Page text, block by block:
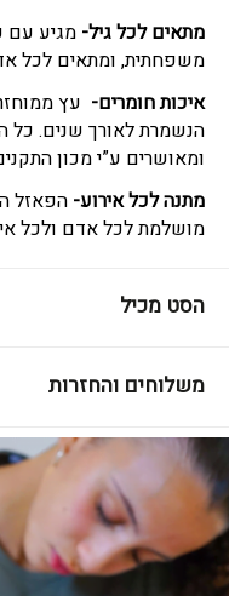
מתאים לכל גיל- מגיע עם
משפחתית, ומתאים לכל
איכות חומרים-
הנשמרת לאורך שנים. כל
ומאושרים ע”י מכון
מתנה לכל אירוע- הפאזל
מושלמת לכל אדם ולכל
הסט מכיל
משלוחים והחזרות